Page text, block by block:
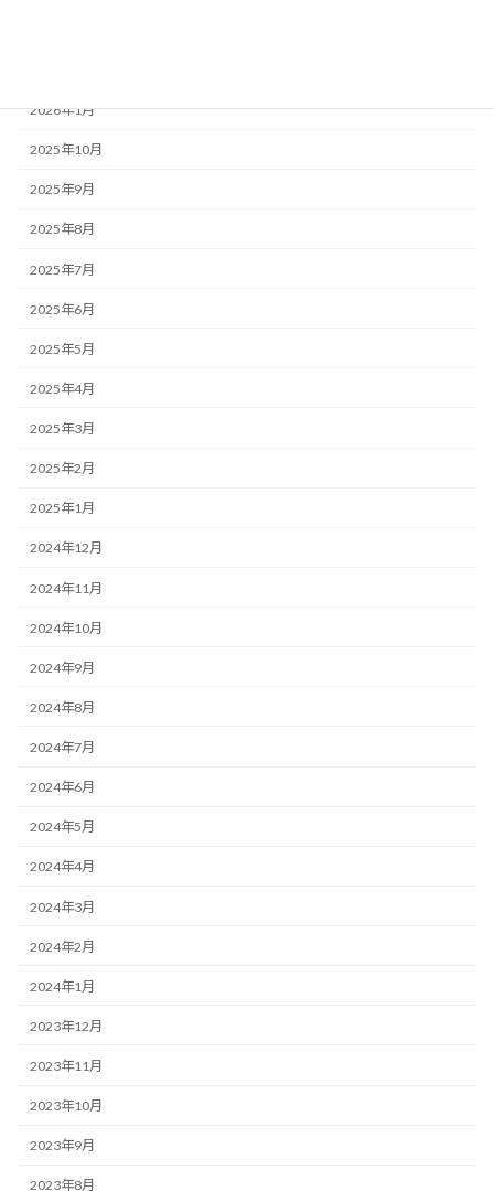
2026年1月
2025年10月
2025年9月
2025年8月
2025年7月
2025年6月
2025年5月
2025年4月
2025年3月
2025年2月
2025年1月
2024年12月
2024年11月
2024年10月
2024年9月
2024年8月
2024年7月
2024年6月
2024年5月
2024年4月
2024年3月
2024年2月
2024年1月
2023年12月
2023年11月
2023年10月
2023年9月
2023年8月